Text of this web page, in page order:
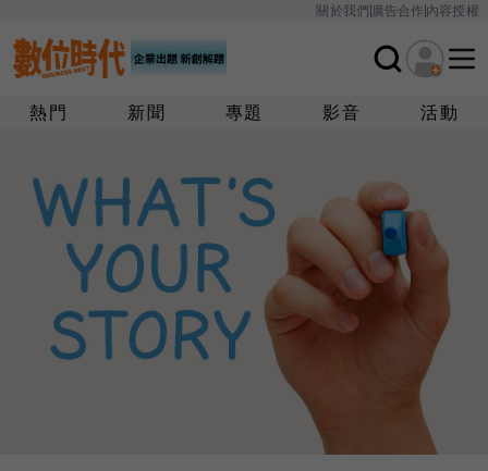
關於我們廣告合作內容授權
熱門 新聞 專題 影音 活動